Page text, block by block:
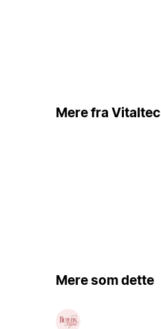
Mere fra Vitaltec
Mere som dette